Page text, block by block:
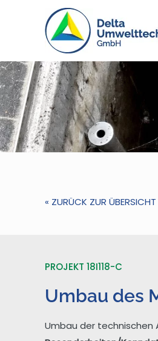
« ZURÜCK ZUR ÜBERSICHT
PROJEKT 18I118-C
Umbau des
Umbau der technischen